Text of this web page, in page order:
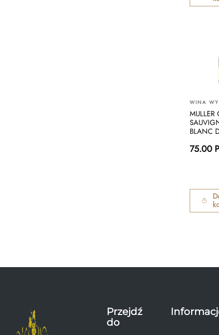
WINA
MULLER
BLANC
75.00
Przejdź
do